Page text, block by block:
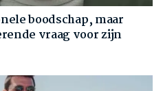
boodschap, maar
vraag voor zijn